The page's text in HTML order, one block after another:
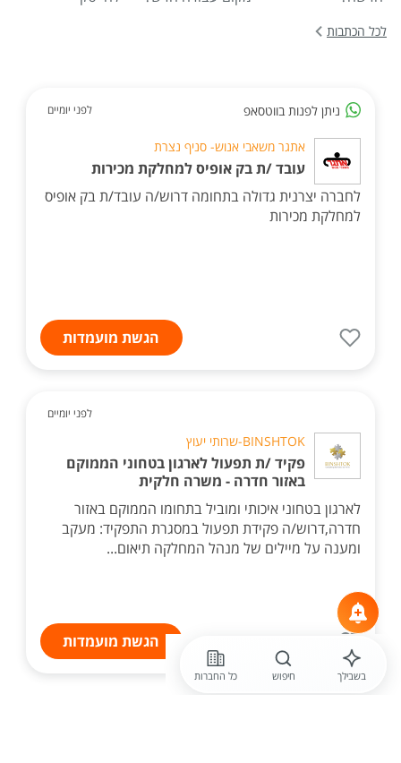
לכל הכתבות
ניתן לפנות בווטסאפ לפני יומיים
אתגר משאבי אנוש- סניף נצרת
עובד /ת בק אופיס למחלקת מכירות
לחברה יצרנית גדולה בתחומה דרוש/ה עובד/ת בק אופיס
למחלקת מכירות
הגשת מועמדות
לפני יומיים
BINSHTOK-שרותי יעוץ
פקיד /ת תפעול לארגון בטחוני הממוקם
באזור חדרה - משרה חלקית
לארגון בטחוני איכותי ומוביל בתחומו הממוקם באזור
חדרה,דרוש/ה פקידת תפעול במסגרת התפקיד: מעקב
ומענה על מיילים של מנהל המחלקה תיאום...
הגשת מועמדות
בשבילך חיפוש כל החברות